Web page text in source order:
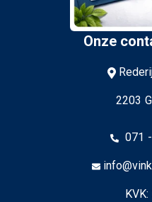
Onze
2203
071